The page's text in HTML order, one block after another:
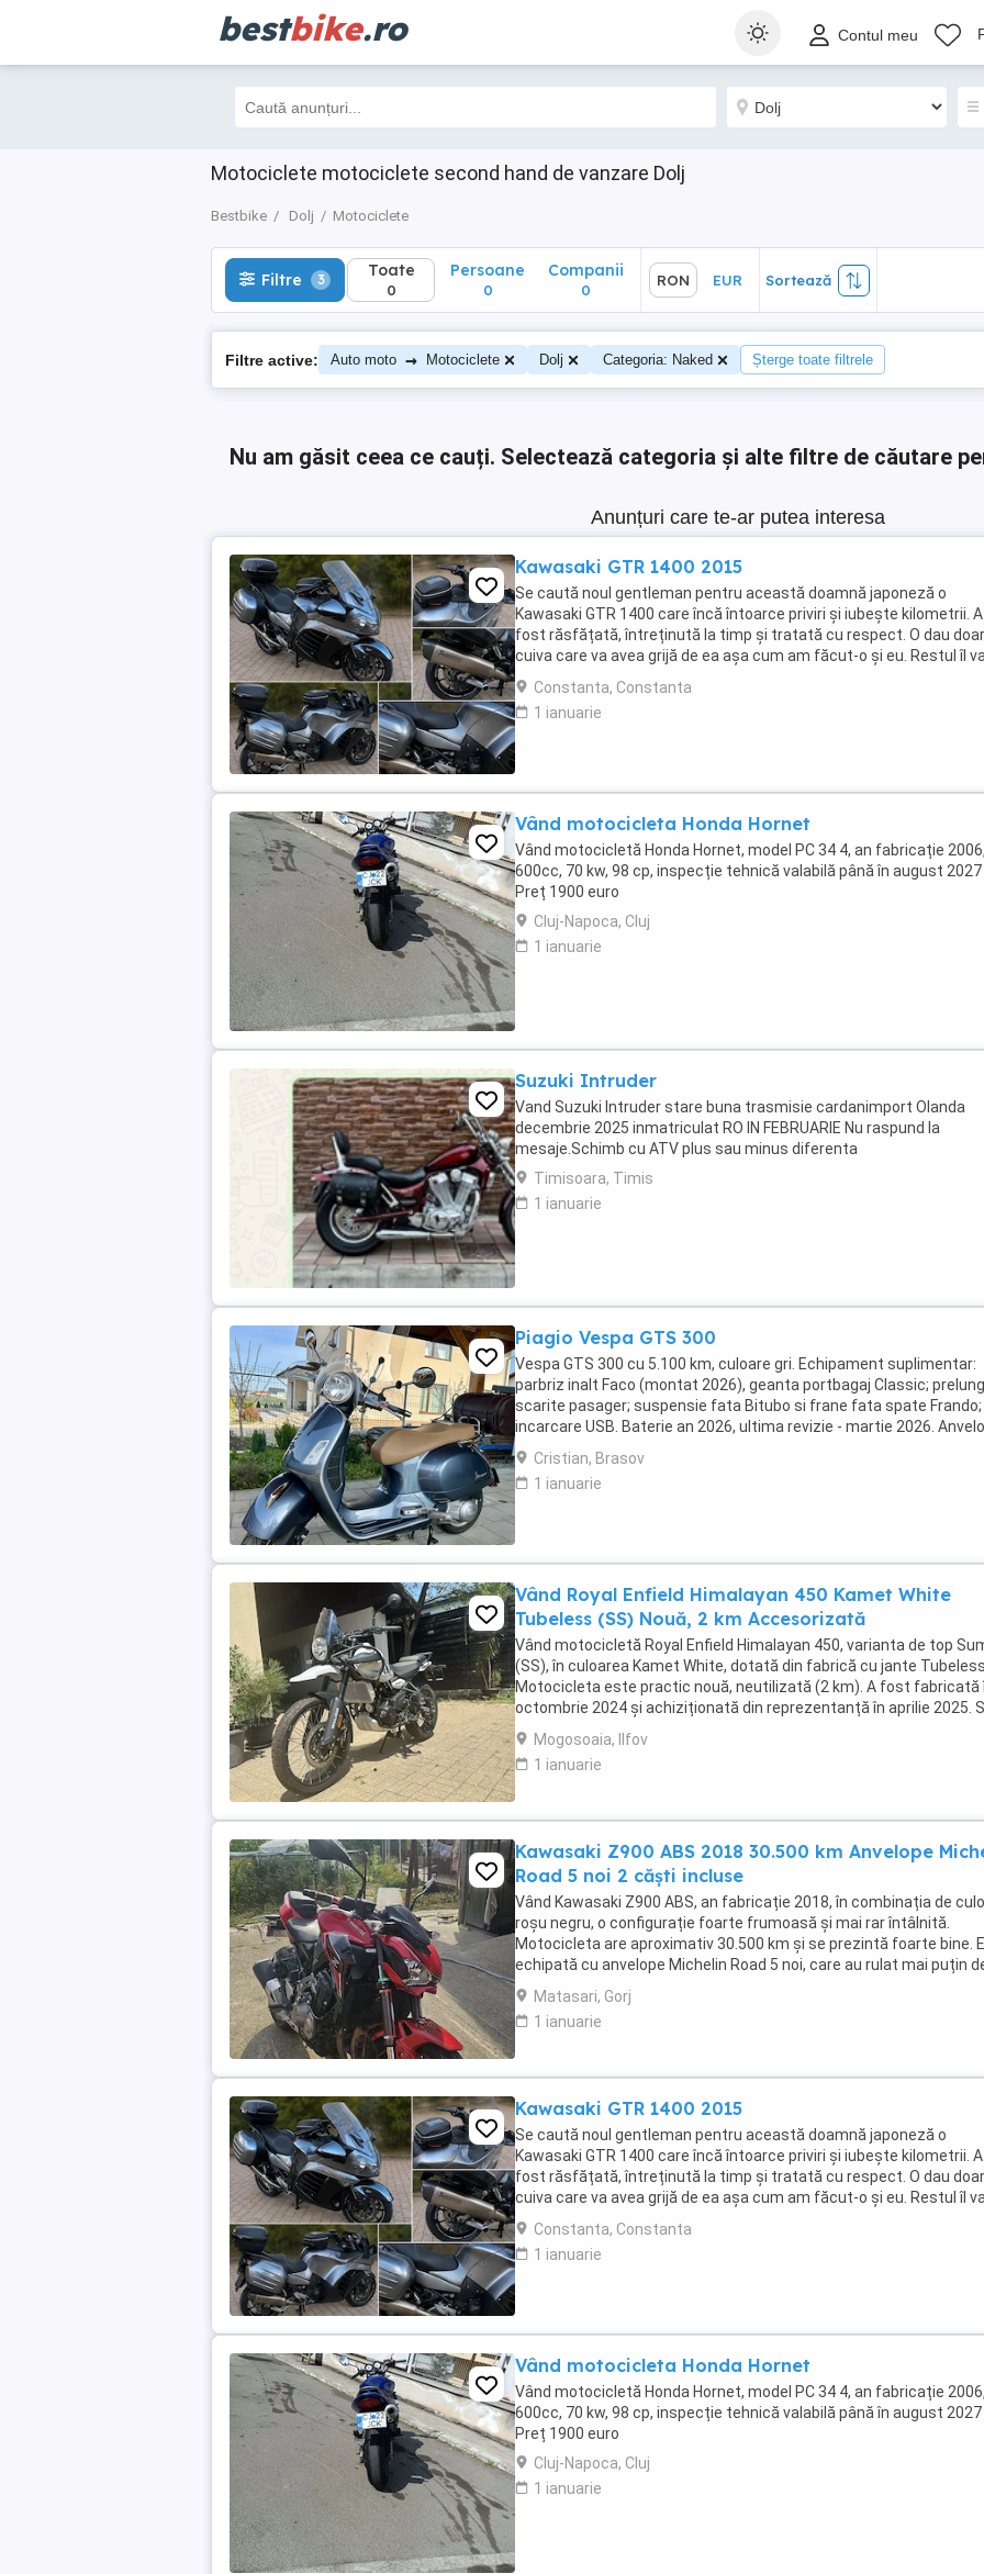
bestbike.ro Contul meu
Motociclete motociclete second hand de vanzare Dolj
Bestbike Dolj Motociclete
Filtre 3 Toate
0
Sortează
Filtre 3 Toate
0
Persoane
0
Companii
0
RON EUR Sortează
Filtre active: Auto moto → Motociclete Dolj Categoria: Naked Șterge toate filtrele
Nu am găsit ceea ce cauți. Selectează categoria și alte filtre de căutare
Anunțuri care te-ar putea interesa
Kawasaki GTR 1400 2015
Se caută noul gentleman pentru această doamnă japoneză o
Kawasaki GTR 1400 care încă întoarce priviri și iubește kilometrii. A
fost răsfățată, întreținută la timp și tratată cu respect. O dau doar
cuiva care va avea grijă de ea așa cum am făcut-o și eu. Restul îl
convinge ea la prima cheie. Vă ...
Constanta, Constanta
1 ianuarie
Vând motocicleta Honda Hornet
Vând motocicletă Honda Hornet, model PC 34 4, an fabricație
600cc, 70 kw, 98 cp, inspecție tehnică valabilă până în august 2027
Preț 1900 euro
Cluj-Napoca, Cluj
1 ianuarie
Suzuki Intruder
Vand Suzuki Intruder stare buna trasmisie cardanimport Olanda
decembrie 2025 inmatriculat RO IN FEBRUARIE Nu raspund la
mesaje.Schimb cu ATV plus sau minus diferenta
Timisoara, Timis
1 ianuarie
Piagio Vespa GTS 300
Vespa GTS 300 cu 5.100 km, culoare gri. Echipament suplimentar:
parbriz inalt Faco (montat 2026), geanta portbagaj Classic;
scarite pasager; suspensie fata Bitubo si frane fata spate Frando;
incarcare USB. Baterie an 2026, ultima revizie - martie 2026.
2024. Itp valabil pana in ...
Cristian, Brasov
1 ianuarie
Vând Royal Enfield Himalayan 450 Kamet White
Tubeless (SS) Nouă, 2 km Accesorizată
Vând motocicletă Royal Enfield Himalayan 450, varianta de top
(SS), în culoarea Kamet White, dotată din fabrică cu jante
Motocicleta este practic nouă, neutilizată (2 km). A fost fabricată
octombrie 2024 și achiziționată din reprezentanță în aprilie 2025.
află în stare absolut ...
Mogosoaia, Ilfov
1 ianuarie
Kawasaki Z900 ABS 2018 30.500 km Anvelope
Road 5 noi 2 căști incluse
Vând Kawasaki Z900 ABS, an fabricație 2018, în combinația de
roșu negru, o configurație foarte frumoasă și mai rar întâlnită.
Motocicleta are aproximativ 30.500 km și se prezintă foarte bine.
echipată cu anvelope Michelin Road 5 noi, care au rulat mai puțin
100 km. RAR efectuat recent, ...
Matasari, Gorj
1 ianuarie
Kawasaki GTR 1400 2015
Se caută noul gentleman pentru această doamnă japoneză o
Kawasaki GTR 1400 care încă întoarce priviri și iubește kilometrii. A
fost răsfățată, întreținută la timp și tratată cu respect. O dau doar
cuiva care va avea grijă de ea așa cum am făcut-o și eu. Restul îl
convinge ea la prima cheie. Vă ...
Constanta, Constanta
1 ianuarie
Vând motocicleta Honda Hornet
Vând motocicletă Honda Hornet, model PC 34 4, an fabricație
600cc, 70 kw, 98 cp, inspecție tehnică valabilă până în august 2027
Preț 1900 euro
Cluj-Napoca, Cluj
1 ianuarie